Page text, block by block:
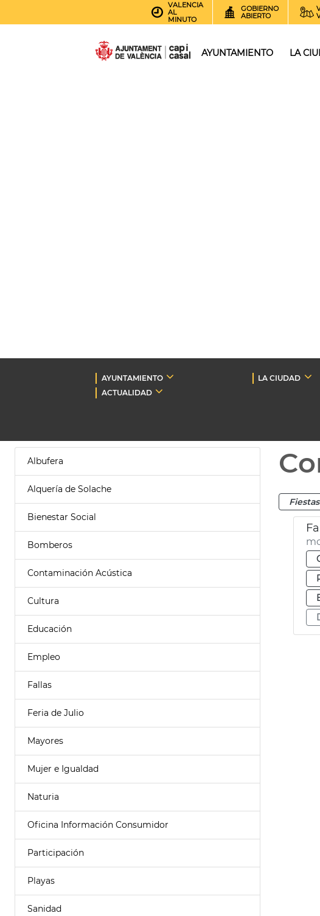
VALENCIA
AL
MINUTO
GOBIERNO
ABIERTO
AYUNTAMIENTO LA
AYUNTAMIENTO LA CIUDAD
ACTUALIDAD
Albufera
Alquería de Solache
Bienestar Social
Bomberos
Contaminación Acústica
Cultura
Educación
Empleo
Fallas
Feria de Julio
Mayores
Mujer e Igualdad
Naturia
Oficina Información Consumidor
Participación
Playas
Sanidad
Fiestas